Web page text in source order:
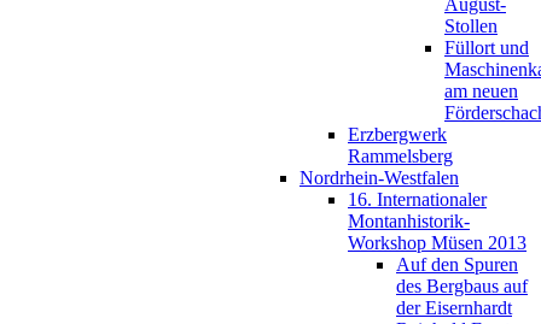
Stollen
Füllort und
am neuen
Erzbergwerk
Rammelsberg
Nordrhein-Westfalen
16. Internationaler
Montanhistorik-
Workshop Müsen 2013
Auf den Spuren
des Bergbaus auf
der Eisernhardt